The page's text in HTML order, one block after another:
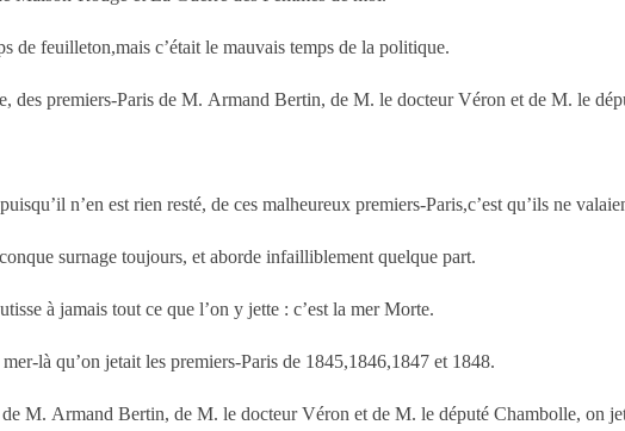
de feuilleton,mais c’était le mauvais temps de la politique.
des premiers-Paris de M. Armand Bertin, de M. le docteur Véron et de M. le
n’en est rien resté, de ces malheureux premiers-Paris,c’est qu’ils ne
surnage toujours, et aborde infailliblement quelque part.
à jamais tout ce que l’on y jette : c’est la mer Morte.
là qu’on jetait les premiers-Paris de 1845,1846,1847 et 1848.
de M. Armand Bertin, de M. le docteur Véron et de M. le député Chambolle, on